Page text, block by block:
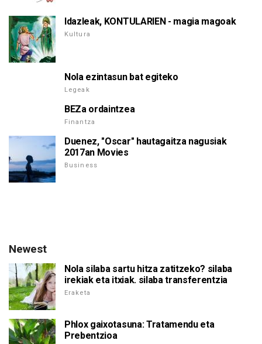
Idazleak, KONTULARIEN - magia magoak
Kultura
Nola ezintasun bat egiteko
Legeak
BEZa ordaintzea
Finantza
Duenez, "Oscar" hautagaitza nagusiak
2017an Movies
Business
Newest
Nola silaba sartu hitza zatitzeko? silaba
irekiak eta itxiak. silaba transferentzia
Eraketa
Phlox gaixotasuna: Tratamendu eta
Prebentzioa